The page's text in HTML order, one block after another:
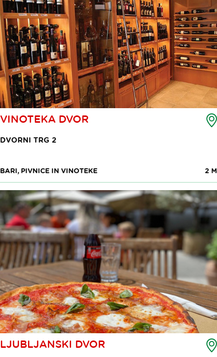
VINOTEKA DVOR
DVORNI TRG 2
BARI, PIVNICE IN VINOTEKE 2 M
LJUBLJANSKI DVOR